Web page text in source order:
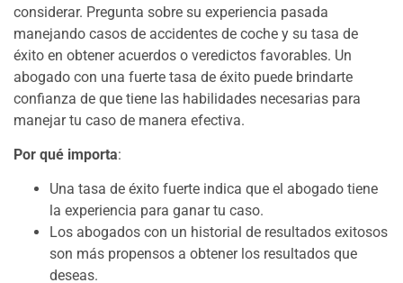
considerar. Pregunta sobre su experiencia pasada
manejando casos de accidentes de coche y su tasa de
éxito en obtener acuerdos o veredictos favorables. Un
abogado con una fuerte tasa de éxito puede brindarte
confianza de que tiene las habilidades necesarias para
manejar tu caso de manera efectiva.
Por qué importa:
Una tasa de éxito fuerte indica que el abogado tiene
la experiencia para ganar tu caso.
Los abogados con un historial de resultados exitosos
son más propensos a obtener los resultados que
deseas.